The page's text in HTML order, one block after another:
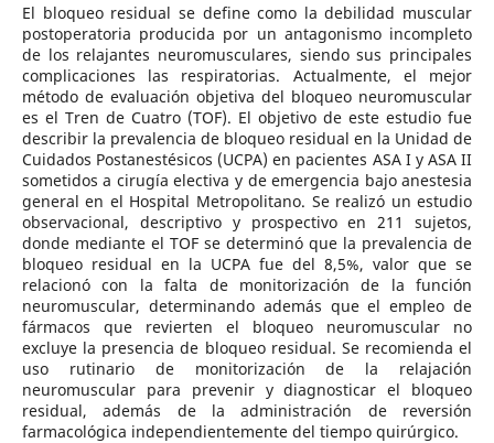
El bloqueo residual se define como la debilidad muscular
postoperatoria producida por un antagonismo incompleto
de los relajantes neuromusculares, siendo sus principales
complicaciones las respiratorias. Actualmente, el mejor
método de evaluación objetiva del bloqueo neuromuscular
es el Tren de Cuatro (TOF). El objetivo de este estudio fue
describir la prevalencia de bloqueo residual en la Unidad de
Cuidados Postanestésicos (UCPA) en pacientes ASA I y ASA II
sometidos a cirugía electiva y de emergencia bajo anestesia
general en el Hospital Metropolitano. Se realizó un estudio
observacional, descriptivo y prospectivo en 211 sujetos,
donde mediante el TOF se determinó que la prevalencia de
bloqueo residual en la UCPA fue del 8,5%, valor que se
relacionó con la falta de monitorización de la función
neuromuscular, determinando además que el empleo de
fármacos que revierten el bloqueo neuromuscular no
excluye la presencia de bloqueo residual. Se recomienda el
uso rutinario de monitorización de la relajación
neuromuscular para prevenir y diagnosticar el bloqueo
residual, además de la administración de reversión
farmacológica independientemente del tiempo quirúrgico.